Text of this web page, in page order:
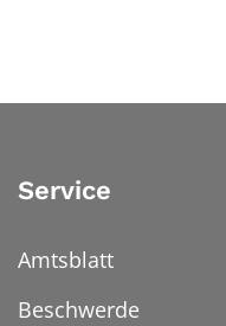
Service
Amtsblatt
Beschwerde